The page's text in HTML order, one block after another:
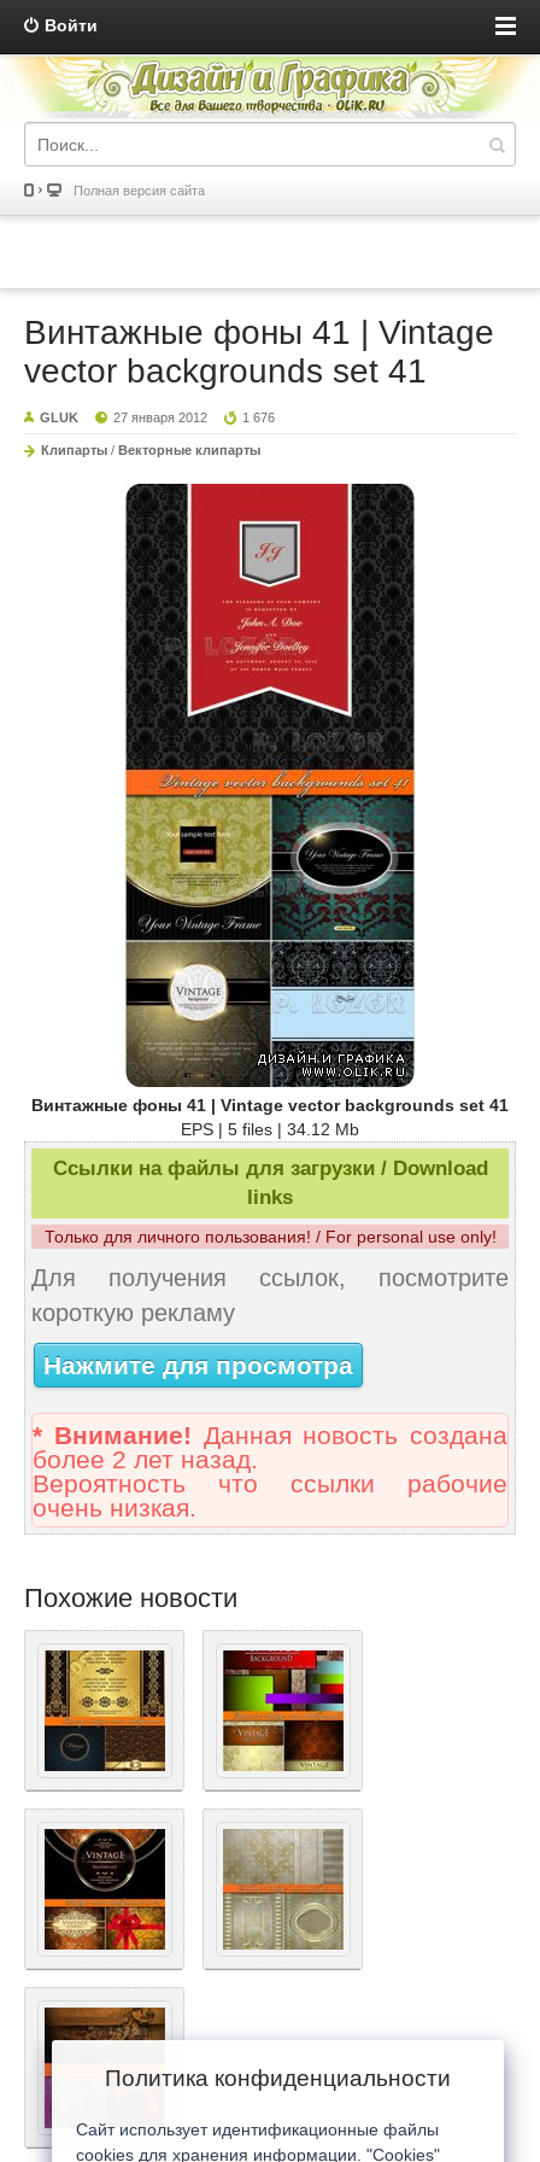
Войти
Полная версия сайта
Винтажные фоны 41 | Vintage
vector backgrounds set 41
GLUK 27 января 2012 1 676
Клипарты / Векторные клипарты
Винтажные фоны 41 | Vintage vector backgrounds set 41
EPS | 5 files | 34.12 Mb
Ссылки на файлы для загрузки / Download
links
Только для личного пользования! / For personal use only!
Для получения ссылок, посмотрите
короткую рекламу
Нажмите для просмотра
* Внимание! Данная новость создана
более 2 лет назад.
Вероятность что ссылки рабочие
очень низкая.
Похожие новости
Политика конфиденциальности
Сайт использует идентификационные файлы
cookies для хранения информации. "Cookies"